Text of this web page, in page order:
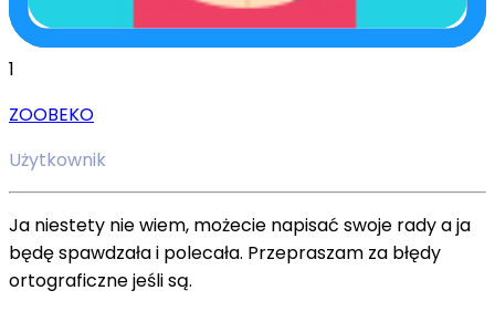
1
ZOOBEKO
Użytkownik
Ja niestety nie wiem, możecie napisać swoje rady a ja
będę spawdzała i polecała. Przepraszam za błędy
ortograficzne jeśli są.